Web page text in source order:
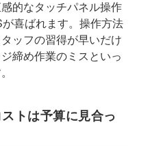
的なタッチパネル操作
喜ばれます。操作方法
ッフの習得が早いだけ
締め作業のミスといっ
トは予算に見合っ